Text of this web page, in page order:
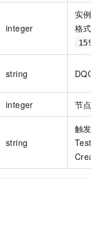
integer
实例
格式
string DQC
integer 节点
string
触发
Test